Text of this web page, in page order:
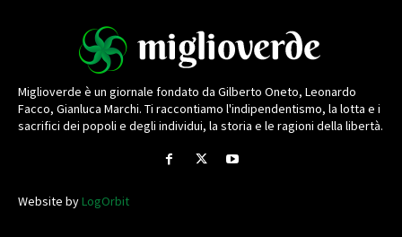
Miglioverde è un giornale fondato da Gilberto Oneto, Leonardo
Facco, Gianluca Marchi. Ti raccontiamo l'indipendentismo, la lotta e i
sacrifici dei popoli e degli individui, la storia e le ragioni della libertà.
Website byLogOrbit